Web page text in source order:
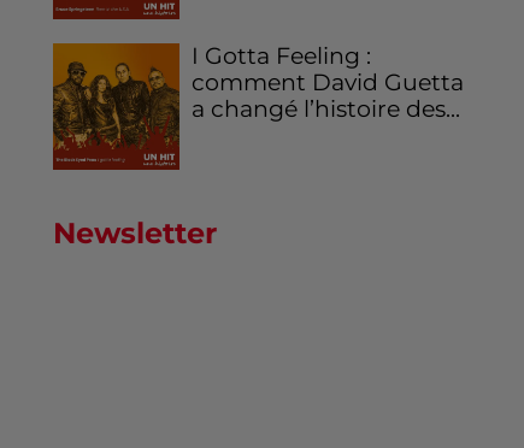
I Gotta Feeling :
comment David Guetta
a changé l’histoire des...
Newsletter